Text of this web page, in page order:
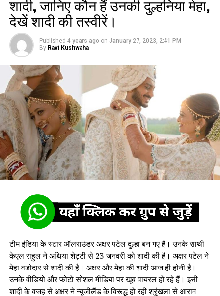
शादी, जानिए कौन हैं उनकी दुल्हनिया मेहा,
देखें शादी की तस्वीरें।
Published 4 years ago on January 27, 2023, 2:41 PM
By Ravi Kushwaha
टीम इंडिया के स्टार ऑलराउंडर अक्षर पटेल दुल्हा बन गए हैं। उनके साथी
केएल राहुल ने अथिया शेट्टी से 23 जनवरी को शादी की है। अक्षर पटेल ने
मेहा वडोदार से शादी की है। अक्षर और मेहा की शादी आज ही होनी है।
उनके वीडियो और फोटो सोशल मीडिया पर खूब वायरल हो रहे हैं। इसी
शादी के वजह से अक्षर ने न्यूजीलैंड के विरूद्ध हो रही श्रृंखला से आराम